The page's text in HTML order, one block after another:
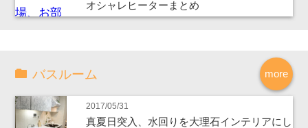
オシャレヒーターまとめ
more
バスルーム
2017/05/31
真夏日突入、水回りを大理石インテリアにし